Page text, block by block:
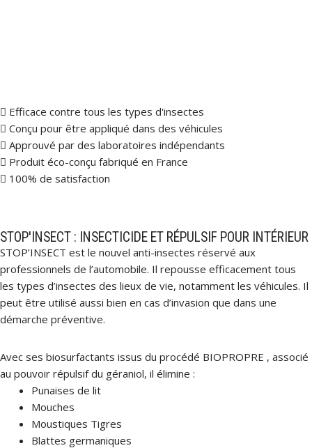
Efficace contre tous les types d'insectes
Conçu pour être appliqué dans des véhicules
Approuvé par des laboratoires indépendants
Produit éco-conçu fabriqué en France
100% de satisfaction
STOP'INSECT : INSECTICIDE ET RÉPULSIF POUR INTÉRIEUR
STOP’INSECT est le nouvel anti-insectes réservé aux
professionnels de l’automobile. Il repousse efficacement tous
les types d’insectes des lieux de vie, notamment les véhicules. Il
peut être utilisé aussi bien en cas d’invasion que dans une
démarche préventive.
Avec ses biosurfactants issus du procédé BIOPROPRE , associé
au pouvoir répulsif du géraniol, il élimine :
Punaises de lit
Mouches
Moustiques Tigres
Blattes germaniques